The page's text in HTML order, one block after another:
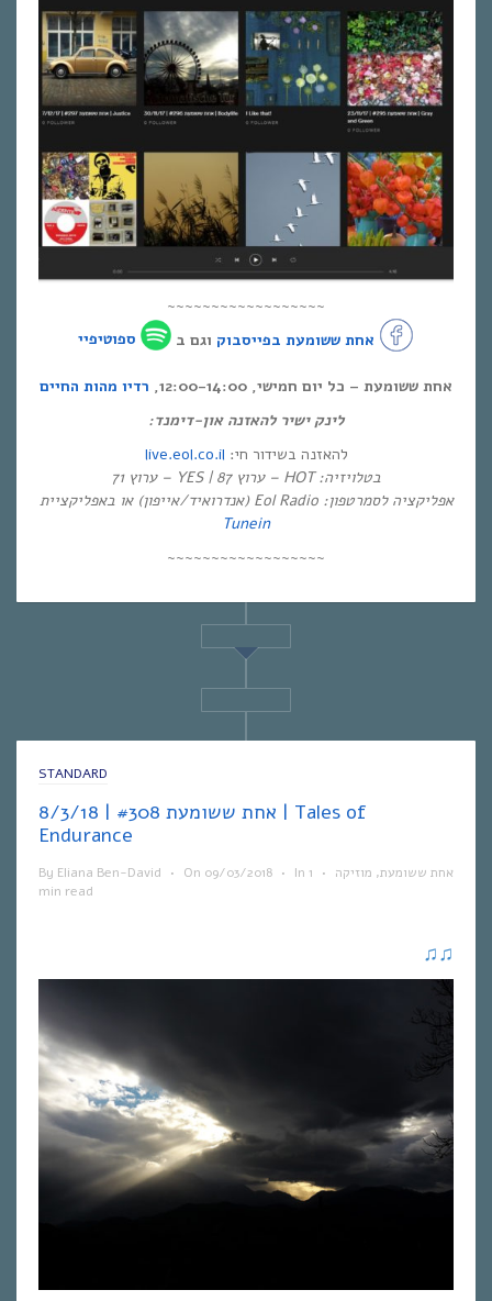
~~~~~~~~~~~~~~~~~~
אחת ששומעת בפייסבוק וגם ב ספוטיפיי
אחת ששומעת – כל יום חמישי, 12:00-14:00,
רדיו מהות החיים
לינק ישיר להאזנה און-דימנד:
להאזנה בשידור חי: live.eol.co.il
בטלויזיה: HOT – ערוץ 87 | YES – ערוץ 71
אפליקציה לסמרטפון: Eol Radio (אנדרואיד/אייפון) או באפליקציית
Tunein
~~~~~~~~~~~~~~~~~~
STANDARD
אחת ששומעת #308 | 8/3/18 | Tales of
Endurance
By Eliana Ben-David • On 09/03/2018 • In אחת ששומעת, מוזיקה •
1
min read
♫
♫